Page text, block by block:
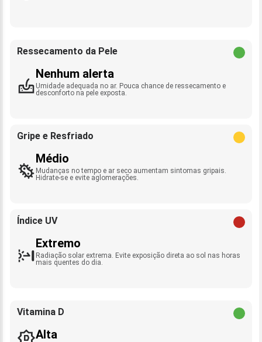
Ressecamento da Pele
Nenhum alerta
Umidade adequada no ar. Pouca chance de ressecamento e
desconforto na pele exposta.
Gripe e Resfriado
Médio
Mudanças no tempo e ar seco aumentam sintomas gripais.
Hidrate-se e evite aglomerações.
Índice UV
Extremo
Radiação solar extrema. Evite exposição direta ao sol nas horas
mais quentes do dia.
Vitamina D
Alta